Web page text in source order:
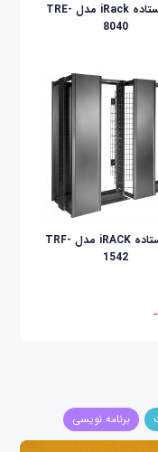
رک ایستاده iRack مدل TRE-
8040
رک ایستاده iRACK مدل TRF-
1542
برنامه نویسی